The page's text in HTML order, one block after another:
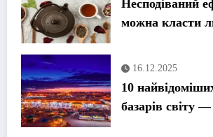
Несподіваний
можна класти
16.12.2025
10
базарів світу